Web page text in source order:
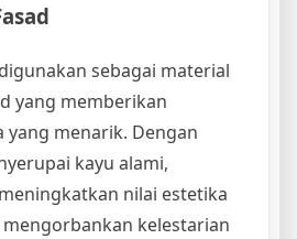
sebagai material
yang memberikan
menarik. Dengan
kayu alami,
nilai estetika
kelestarian